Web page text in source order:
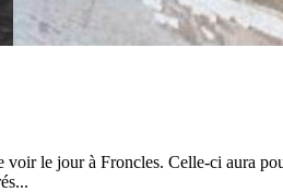
le jour à Froncles. Celle-ci aura